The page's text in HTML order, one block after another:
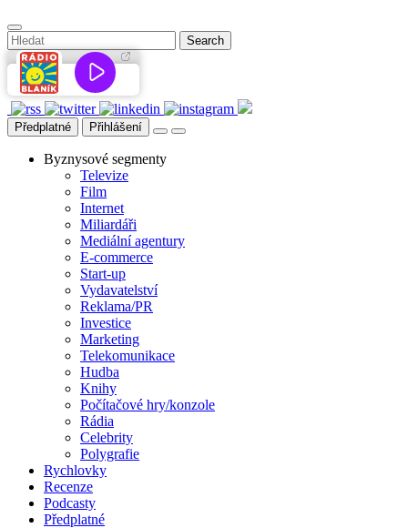
Předplatné Přihlášení
Byznysové segmenty
Televize
Film
Internet
Miliardáři
Mediální agentury
E-commerce
Start-up
Vydavatelství
Reklama/PR
Investice
Marketing
Telekomunikace
Hudba
Knihy
Počítačové hry/konzole
Rádia
Celebrity
Polygrafie
Rychlovky
Recenze
Podcasty
Předplatné